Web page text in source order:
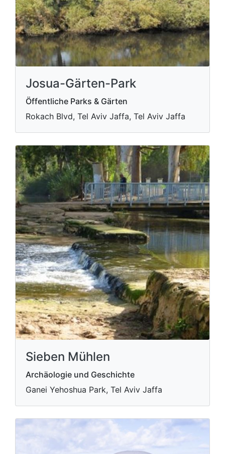
Josua-Gärten-Park
Öffentliche Parks & Gärten
Rokach Blvd, Tel Aviv Jaffa, Tel Aviv Jaffa
Sieben Mühlen
Archäologie und Geschichte
Ganei Yehoshua Park, Tel Aviv Jaffa